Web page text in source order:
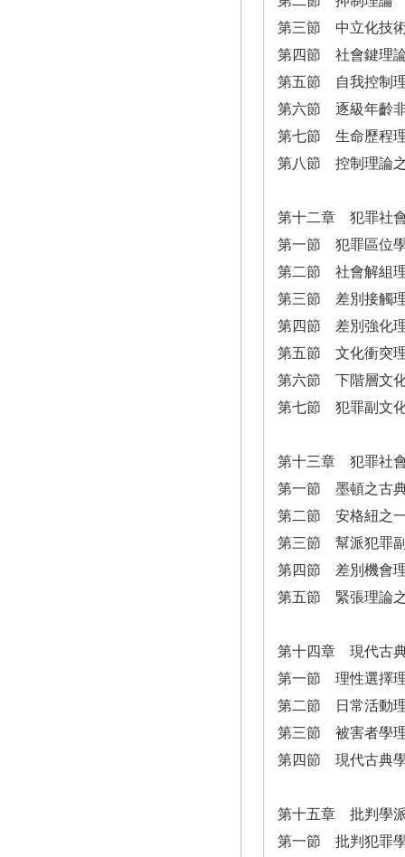
第三節 中立化技
第四節 社會鍵理
第五節 自我控制
第六節 逐級年齡
第七節 生命歷程
第八節 控制理論
第十二章 犯罪社
第一節 犯罪區位
第二節 社會解組
第三節 差別接觸
第四節 差別強化
第五節 文化衝突
第六節 下階層文
第七節 犯罪副文
第十三章 犯罪社
第一節 墨頓之古
第二節 安格紐之
第三節 幫派犯罪
第四節 差別機會
第五節 緊張理論
第十四章 現代古
第一節 理性選擇
第二節 日常活動
第三節 被害者學
第四節 現代古典
第十五章 批判學
第一節 批判犯罪